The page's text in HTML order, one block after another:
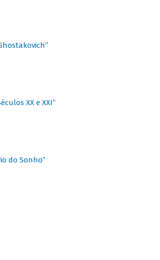
XX e XXI”
do Sonho”